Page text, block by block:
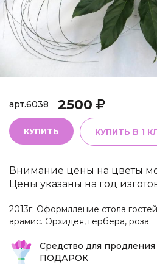
арт.6038 2500
КУПИТЬ КУПИТЬ В 1
Внимание цены на цветы
Цены указаны на год
2013г. Оформлление стола
арамис. Орхидея, гербера, роза
Средство для
ПОДАРОК